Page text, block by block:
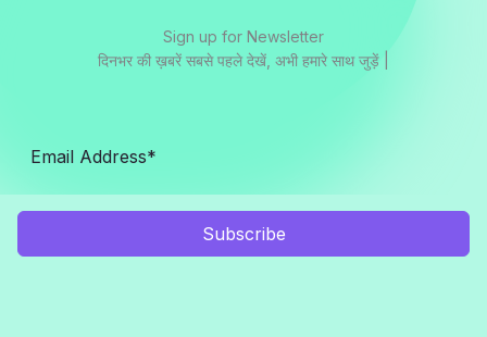
Sign up for Newsletter
दिनभर की ख़बरें सबसे पहले देखें, अभी हमारे साथ जुड़ें |
Subscribe